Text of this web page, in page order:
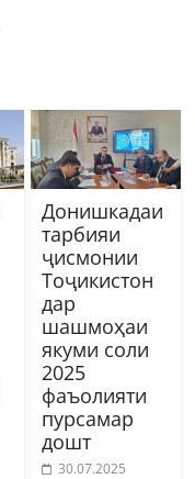
Донишкадаи
тарбияи
ҷисмонии
Тоҷикистон
дар
шашмоҳаи
якуми соли
2025
фаъолияти
пурсамар
дошт
30.07.2025